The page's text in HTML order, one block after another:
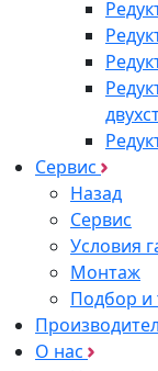
Сервис
Назад
Сервис
Условия
Монтаж
Подбор и
О нас